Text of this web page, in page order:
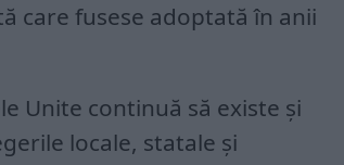
care fusese adoptată în anii
Unite continuă să existe și
locale, statale și